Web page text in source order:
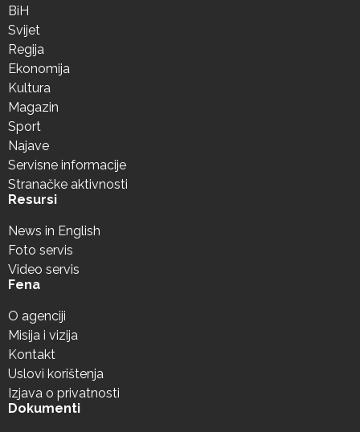
BiH
Svijet
Regija
Ekonomija
Kultura
Magazin
Sport
Najave
Servisne informacije
Stranačke aktivnosti
Resursi
News in English
Foto servis
Video servis
Fena
O agenciji
Misija i vizija
Kontakt
Uslovi korištenja
Izjava o privatnosti
Dokumenti